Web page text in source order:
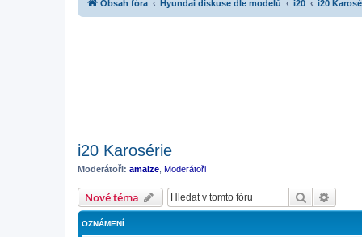
Obsah fóra Hyundai diskuse dle modelů i20 i20
i20 Karosérie
Moderátoři: amaize Moderátoři
Nové téma Hledat
OZNÁMENÍ